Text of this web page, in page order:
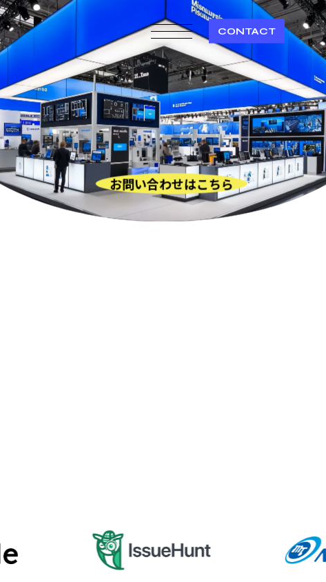
CONTACT
お問い合わせはこちら